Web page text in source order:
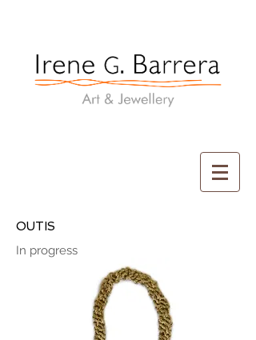
Irene G. Barrera
Art & Jewellery
In progress
OUTIS